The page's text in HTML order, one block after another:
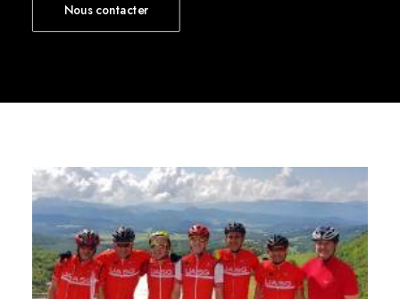
Nous contacter